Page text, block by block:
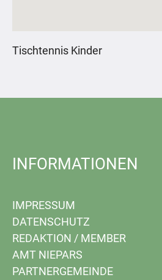
Tischtennis Kinder
INFORMATIONEN
IMPRESSUM
DATENSCHUTZ
REDAKTION / MEMBER
AMT NIEPARS
PARTNERGEMEINDE